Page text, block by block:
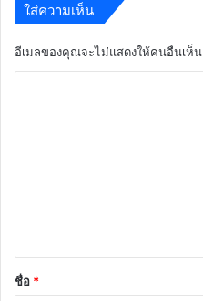
ใส่ความเห็น
อีเมลของคุณจะไม่แสดงให้คนอื่นเห็น
*
ชื่อ *